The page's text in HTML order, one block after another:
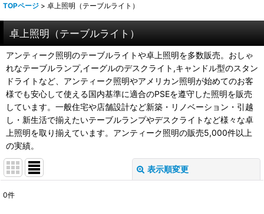
TOPページ > 卓上照明（テーブルライト）
卓上照明（テーブルライト）
アンティーク照明のテーブルライトや卓上照明を多数販売。おしゃ
れなテーブルランプ,イーグルのデスクライト,キャンドル型のスタン
ドライトなど、アンティーク照明やアメリカン照明が始めてのお客
様でも安心して使える国内基準に適合のPSEを遵守した照明を販売
しています。一般住宅や店舗設計など新築・リノベーション・引越
し・新生活で揃えたいテーブルランプやデスクライトなど様々な卓
上照明を取り揃えています。アンティーク照明の販売5,000件以上
の実績。
表示順変更
表示数
0件